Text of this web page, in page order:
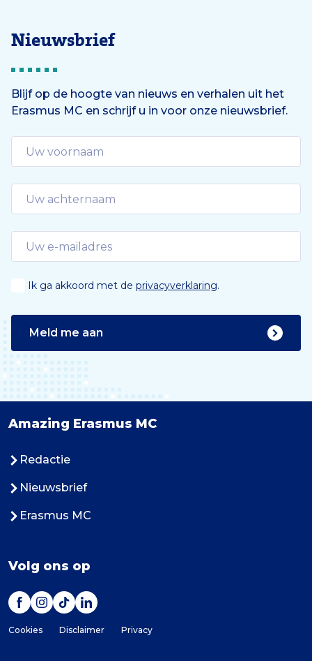
Nieuwsbrief
Blijf op de hoogte van nieuws en verhalen uit het
Erasmus MC en schrijf u in voor onze nieuwsbrief.
Ik ga akkoord met de privacyverklaring.
Meld me aan
Amazing Erasmus MC
Redactie
Nieuwsbrief
Erasmus MC
Volg ons op
Cookies Disclaimer Privacy